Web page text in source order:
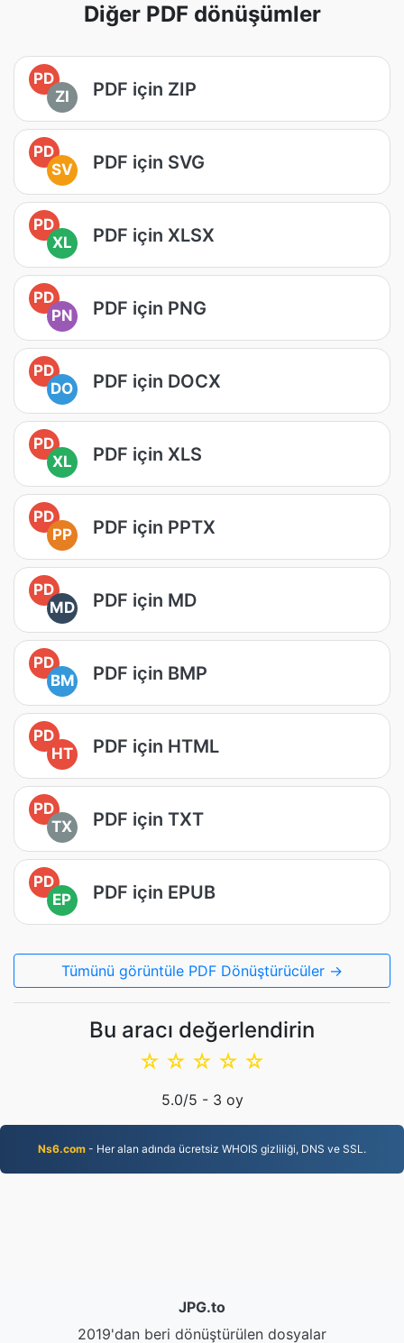
Diğer PDF dönüşümler
PD
ZI
PDF için ZIP
PD
SV
PDF için SVG
PD
XL
PDF için XLSX
PD
PN
PDF için PNG
PD
DO
PDF için DOCX
PD
XL
PDF için XLS
PD
PP
PDF için PPTX
PD
MD
PDF için MD
PD
BM
PDF için BMP
PD
HT
PDF için HTML
PD
TX
PDF için TXT
PD
EP
PDF için EPUB
Tümünü görüntüle PDF Dönüştürücüler →
Bu aracı değerlendirin
☆
☆
☆
☆
☆
5.0/5 - 3 oy
Ns6.com - Her alan adında ücretsiz WHOIS gizliliği, DNS ve SSL.
JPG.to
2019'dan beri dönüştürülen dosyalar